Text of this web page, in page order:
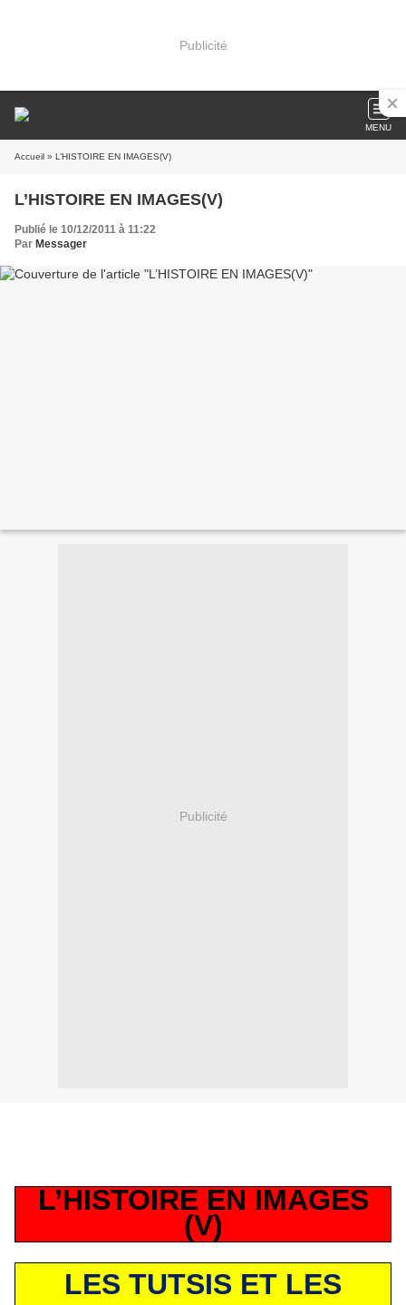
Publicité
MENU
Accueil » L’HISTOIRE EN IMAGES(V)
L’HISTOIRE EN IMAGES(V)
Publié le 10/12/2011 à 11:22
Par Messager
Publicité
L’HISTOIRE EN IMAGES
(V)
LES TUTSIS ET LES